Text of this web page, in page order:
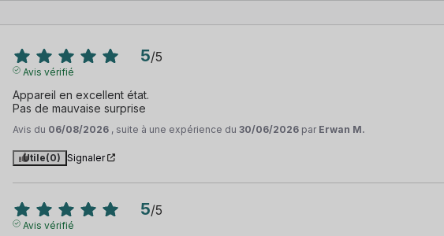
5/5
Avis vérifié
Appareil en excellent état.
Pas de mauvaise surprise
Avis du 06/08/2026 , suite à une expérience du30/06/2026 par Erwan M.
Utile(0) Signaler
5/5
Avis vérifié